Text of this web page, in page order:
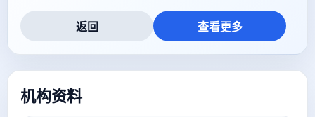
返回 查看更多
机构资料